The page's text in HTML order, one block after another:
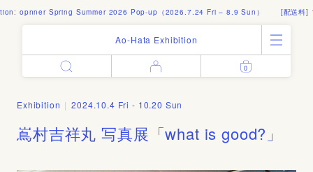
opnner Spring Summer 2026 Pop-up（2026.7.24 Fri – 8.9 Sun） [配送料]
Ao-Hata Exhibition
All Products
Architecture
Art
Enter
0
Exhibition | 2024.10.4 Fri - 10.20 Sun
嶌村吉祥丸 写真展「what is good?」